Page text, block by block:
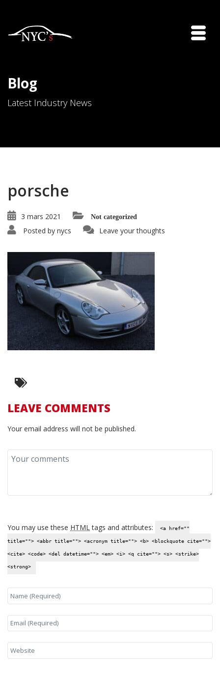
Blog
Latest Industry News
porsche
3 mars 2021 Not categorized
Posted by nycs Leave your thoughts
LEAVE COMMENTS
Your email address will not be published.
You may use these HTMLtags and attributes: <a href=""
title=""> <abbr title=""> <acronym title=""> <b> <blockquote cite="">
<cite> <code> <del datetime=""> <em> <i> <q cite=""> <s> <strike>
<strong>